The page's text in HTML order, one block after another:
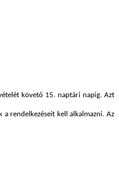
követő 15. naptári napig. Azt
rendelkezéseit kell alkalmazni. Az